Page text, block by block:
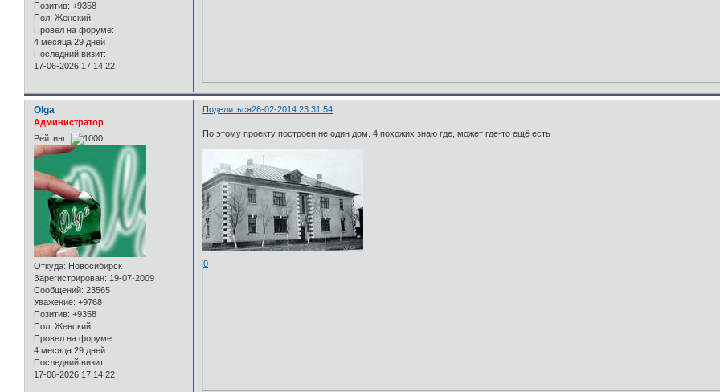
Позитив: +9358
Пол: Женский
Провел на форуме:
4 месяца 29 дней
Последний визит:
17-06-2026 17:14:22
Поделиться26-02-2014 23:31:54
Olga
Администратор
Рейтинг:
Откуда: Новосибирск
Зарегистрирован: 19-07-2009
Сообщений: 23565
Уважение: +9768
Позитив: +9358
Пол: Женский
Провел на форуме:
4 месяца 29 дней
Последний визит:
17-06-2026 17:14:22
По этому проекту построен не один дом. 4 похожих знаю где, может где-то ещё есть
0